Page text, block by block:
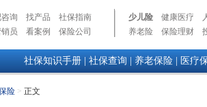
询 找产品
社保指南
员 看案例 保险公司
少儿险 健康医疗
养老险
保险理财
社保知识手册 社保查询 养老保险 医疗
险 > 正文